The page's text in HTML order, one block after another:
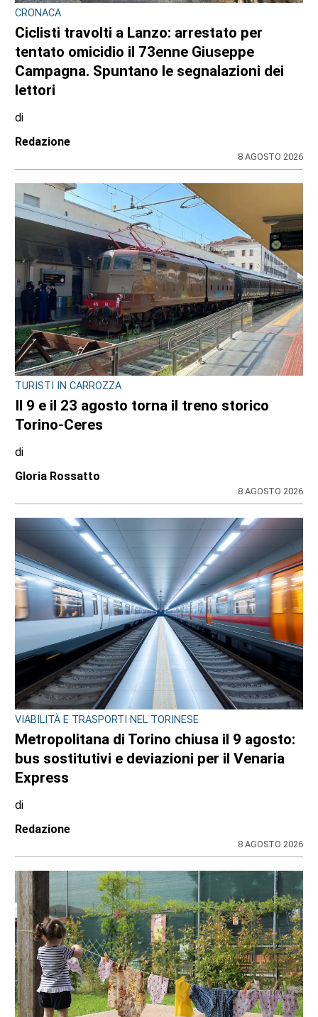
CRONACA
Ciclisti travolti a Lanzo: arrestato per
tentato omicidio il 73enne Giuseppe
Campagna. Spuntano le segnalazioni dei
lettori
di
Redazione
8 AGOSTO 2026
TURISTI IN CARROZZA
Il 9 e il 23 agosto torna il treno storico
Torino-Ceres
di
Gloria Rossatto
8 AGOSTO 2026
VIABILITÀ E TRASPORTI NEL TORINESE
Metropolitana di Torino chiusa il 9 agosto:
bus sostitutivi e deviazioni per il Venaria
Express
di
Redazione
8 AGOSTO 2026